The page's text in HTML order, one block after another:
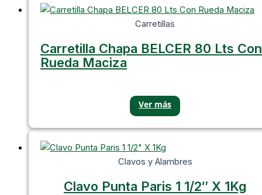
Carretillas
Carretilla Chapa BELCER 80 Lts Con
Rueda Maciza
Clavos y Alambres
Clavo Punta Paris 1 1/2″ X 1Kg